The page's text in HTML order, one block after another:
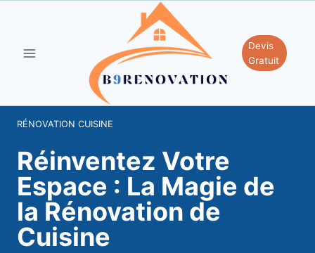
contenu
Devis
Gratuit
RÉNOVATION CUISINE
Réinventez Votre
Espace : La Magie de
la Rénovation de
Cuisine